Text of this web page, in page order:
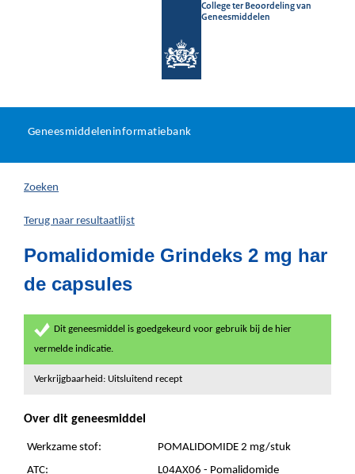
College ter Beoordeling van
Geneesmiddelen
U
hier:
Geneesmiddeleninformatiebank
Zoeken
Terug naar resultaatlijst
Pomalidomide Grindeks 2 mg har
de capsules
Dit geneesmiddel is goedgekeurd voor gebruik bij de hier
vermelde indicatie.
Verkrijgbaarheid: Uitsluitend recept
Over dit geneesmiddel
Werkzame stof:
POMALIDOMIDE 2 mg/stuk
ATC:
L04AX06 - Pomalidomide